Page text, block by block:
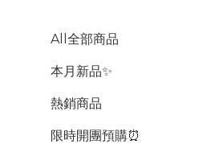
All全部商品
本月新品✨
熱銷商品
限時開團預購⏰